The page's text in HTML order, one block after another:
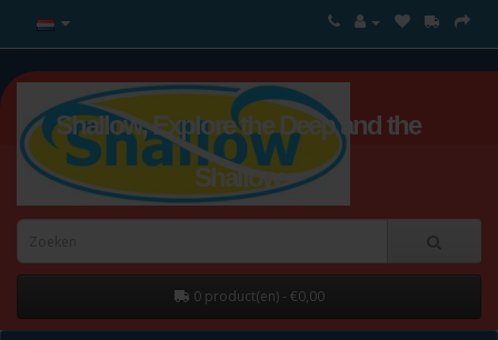
Shallow, Explore the Deep and the
Shallow
0 product(en) - €0,00